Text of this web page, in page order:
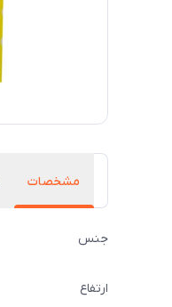
مشخصات
جنس
ارتفاع